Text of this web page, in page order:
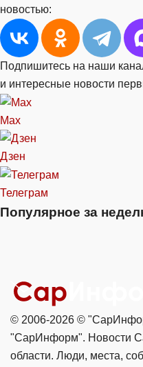
новостью:
Подпишитесь на наши
и интересные новости
Max
Дзен
Телеграм
Популярное за
© 2006-2026 ©
"СарИнформ". Новости
области. Люди, места,